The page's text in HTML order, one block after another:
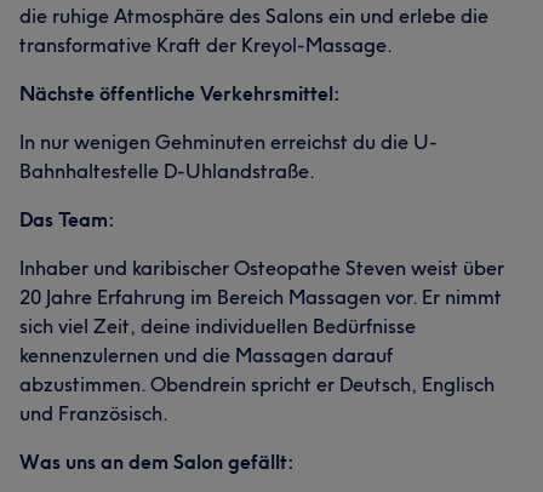
die ruhige Atmosphäre des Salons ein und erlebe die
transformative Kraft der Kreyol-Massage.
Nächste öffentliche Verkehrsmittel:
In nur wenigen Gehminuten erreichst du die U-
Bahnhaltestelle D-Uhlandstraße.
Das Team:
Inhaber und karibischer Osteopathe Steven weist über
20 Jahre Erfahrung im Bereich Massagen vor. Er nimmt
sich viel Zeit, deine individuellen Bedürfnisse
kennenzulernen und die Massagen darauf
abzustimmen. Obendrein spricht er Deutsch, Englisch
und Französisch.
Was uns an dem Salon gefällt: